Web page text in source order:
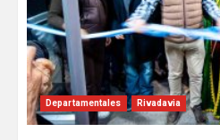
Departamentales Rivadavia